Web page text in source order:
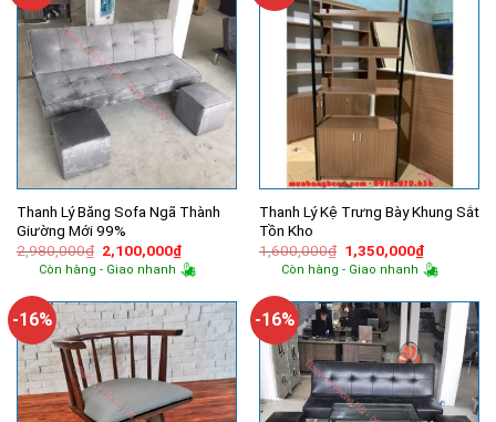
Thanh Lý Băng Sofa Ngã Thành
Giường Mới 99%
2,980,000₫ Giá
gốc
là:
2,100,000₫Giá
hiện
tại
2,100,000₫.
Còn hàng - Giao nhanh
Thanh Lý Kệ Trưng Bày Khung Sắt
Tồn Kho
1,600,000₫ Giá
gốc
là:
1,350,000₫Giá
hiện
tại
Còn hàng - Giao nhanh
-16% -16%